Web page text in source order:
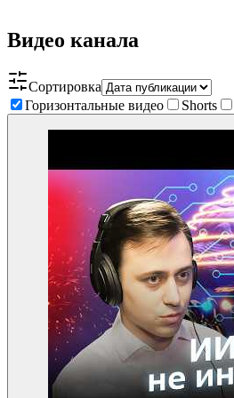
Видео канала
Сортировка
Горизонтальные видео
Shorts